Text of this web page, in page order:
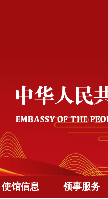
使馆信息 领事服务